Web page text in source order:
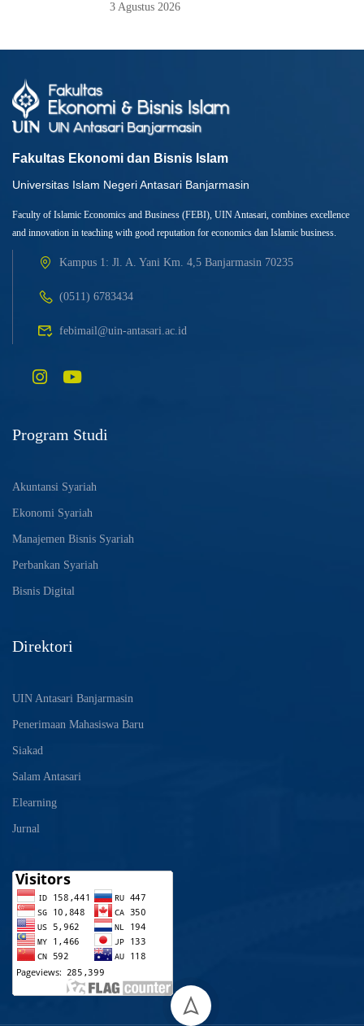
3 Agustus 2026
Fakultas Ekonomi dan Bisnis Islam
Universitas Islam Negeri Antasari Banjarmasin
Faculty of Islamic Economics and Business (FEBI), UIN Antasari, combines excellence
and innovation in teaching with good reputation for economics dan Islamic business.
Kampus 1: Jl. A. Yani Km. 4,5 Banjarmasin 70235
(0511) 6783434
febimail@uin-antasari.ac.id
Program Studi
Akuntansi Syariah
Ekonomi Syariah
Manajemen Bisnis Syariah
Perbankan Syariah
Bisnis Digital
Direktori
UIN Antasari Banjarmasin
Penerimaan Mahasiswa Baru
Siakad
Salam Antasari
Elearning
Jurnal